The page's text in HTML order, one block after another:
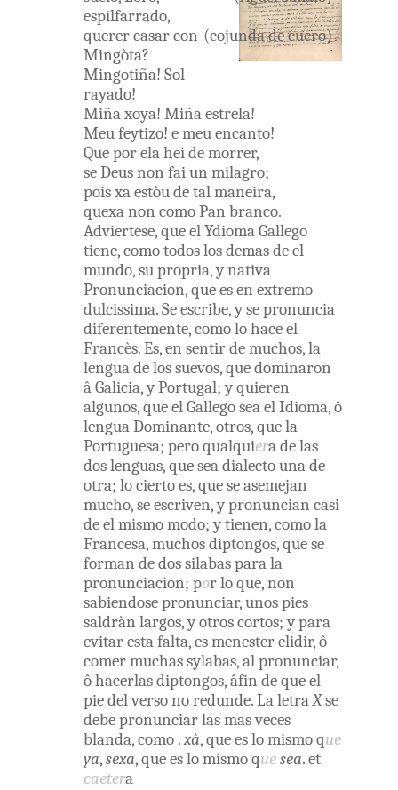
espilfarrado,
(cojundadecuero)
querercasarcon
Mingòta?
Mingotiña! Sol
rayado!
Miñaxoya! Miñaestrela!
Meufeytizo! emeuencanto!
Queporelaheidemorrer,
seDeusnon faiun milagro;
poisxaestòudetalmaneira,
quexanon comoPan branco.
Adviertese,queelYdiomaGallego
tiene,comotodoslosdemasdeel
mundo,supropria,ynativa
Pronunciacion,queesen extremo
dulcissima.Seescribe,ysepronuncia
diferentemente,comolohaceel
Francès.Es,en sentirdemuchos,la
lenguadelossuevos,quedominaron
âGalicia,yPortugal; yquieren
algunos,queelGallegoseaelIdioma,ô
lenguaDominante,otros,quela
Portuguesa; peroqualquieradelas
doslenguas,queseadialectounade
otra; lociertoes,queseasemejan
mucho,seescriven,ypronuncian casi
de elmismomodo; ytienen,comola
Francesa,muchosdiptongos,quese
forman dedossilabasparala
pronunciacion; porloque,non
sabiendosepronunciar,unospies
saldràn largos,yotroscortos; ypara
evitarestafalta,esmenesterelidir,ô
comermuchassylabas,alpronunciar,
ôhacerlasdiptongos,âfin dequeel
piedelversonoredunde.LaletraXse
debepronunciarlasmasveces
blanda,como .xà,queeslomismoque
ya,sexa,queeslomismoquesea.et
caetera